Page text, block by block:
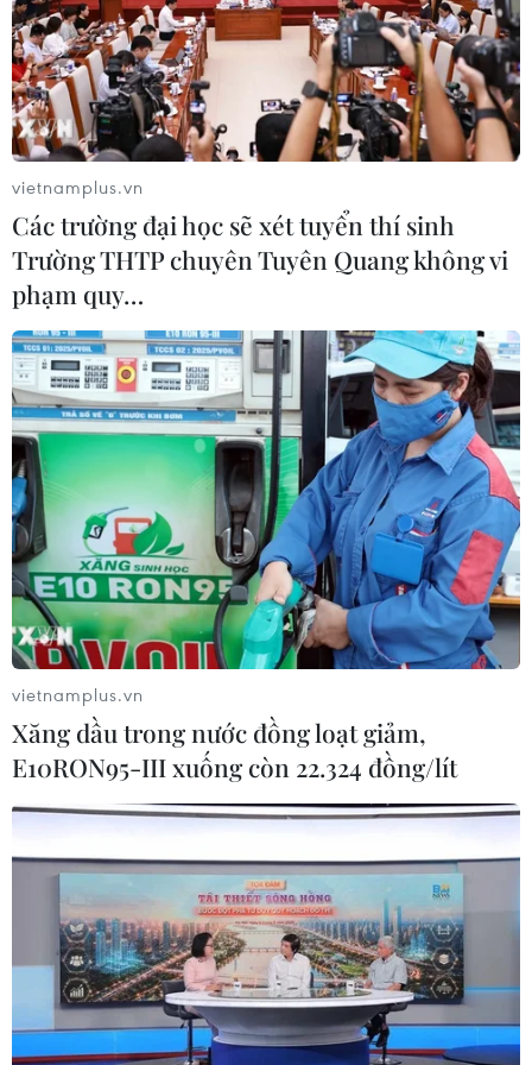
vietnamplus.vn
Các trường đại học sẽ xét tuyển thí sinh
Trường THTP chuyên Tuyên Quang không vi
phạm quy…
vietnamplus.vn
Xăng dầu trong nước đồng loạt giảm,
E10RON95-III xuống còn 22.324 đồng/lít